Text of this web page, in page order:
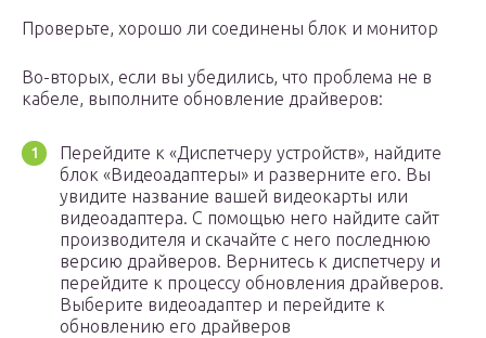
Проверьте, хорошо ли соединены блок и монитор
Во-вторых, если вы убедились, что проблема не в
кабеле, выполните обновление драйверов:
Перейдите к «Диспетчеру устройств», найдите
блок «Видеоадаптеры» и разверните его. Вы
увидите название вашей видеокарты или
видеоадаптера. С помощью него найдите сайт
производителя и скачайте с него последнюю
версию драйверов. Вернитесь к диспетчеру и
перейдите к процессу обновления драйверов.
Выберите видеоадаптер и перейдите к
обновлению его драйверов